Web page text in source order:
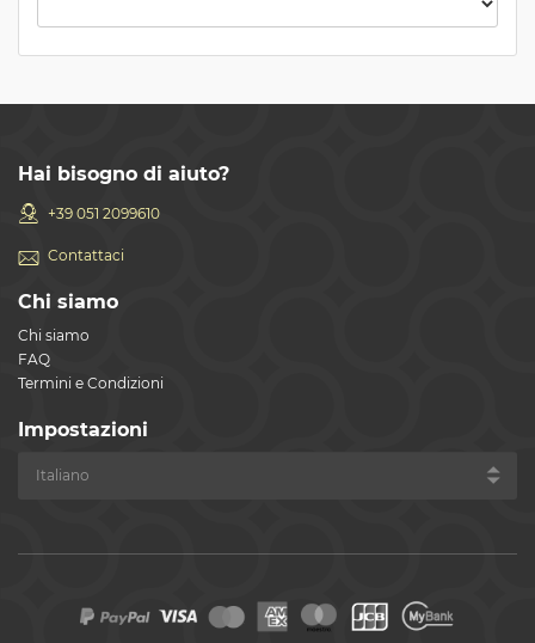
Hai bisogno di aiuto?
+39 051 2099610
Contattaci
Chi siamo
Chi siamo
FAQ
Termini e Condizioni
Impostazioni